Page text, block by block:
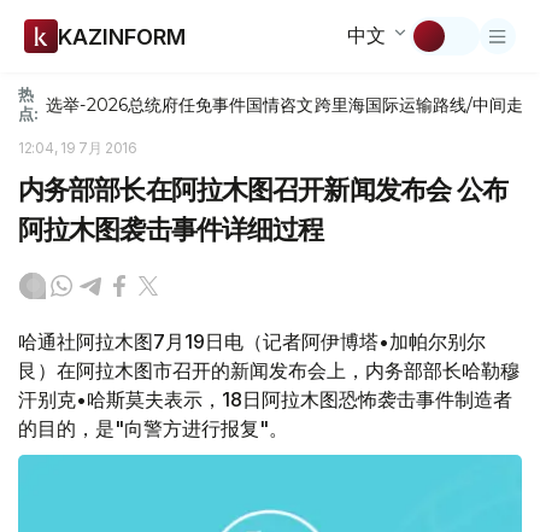
KAZINFORM 中文
热
点: 选举-2026总统府任免事件国情咨文跨里海国际运输路线/中间走廊
12:04, 19 7月 2016
内务部部长在阿拉木图召开新闻发布会 公布
阿拉木图袭击事件详细过程
哈通社阿拉木图7月19日电（记者阿伊博塔•加帕尔别尔
艮）在阿拉木图市召开的新闻发布会上，内务部部长哈勒穆
汗别克•哈斯莫夫表示，18日阿拉木图恐怖袭击事件制造者
的目的，是"向警方进行报复"。